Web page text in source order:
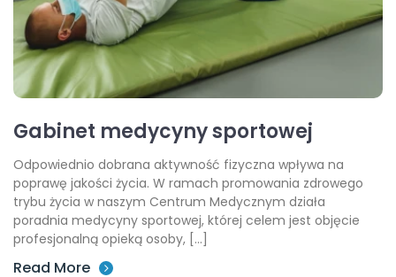
Gabinet medycyny sportowej
Odpowiednio dobrana aktywność fizyczna wpływa na
poprawę jakości życia. W ramach promowania zdrowego
trybu życia w naszym Centrum Medycznym działa
poradnia medycyny sportowej, której celem jest objęcie
profesjonalną opieką osoby, […]
Read More